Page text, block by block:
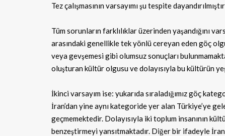
Tez çalışmasının varsayımı şu tespite
Tüm sorunların farklılıklar üzerinden yaşandığını
arasındaki genellikle tek yönlü cereyan eden göç
veya gevşemesi gibi olumsuz sonuçları
oluşturan kültür olgusu ve dolayısıyla bu kültürün
İkinci varsayım ise: yukarıda sıraladığımız göç
İran’dan yine aynı kategoride yer alan Türkiye’ye
geçmemektedir. Dolayısıyla iki toplum insanının
benzeştirmeyi yansıtmaktadır. Diğer bir ifadeyle